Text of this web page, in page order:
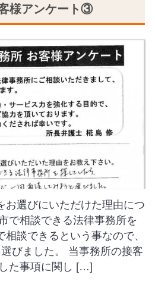
様アンケート③
お選びにいただけた理由につ
で相談できる法律事務所を
談できるという事なので、
びました。 当事務所の接客
た事項に関し […]